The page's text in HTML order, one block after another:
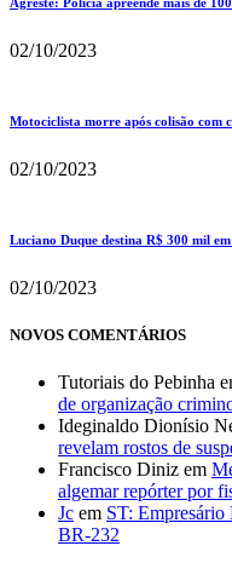
02/10/2023
Motociclista morre após colisão com
02/10/2023
Luciano Duque destina R$ 300 mil
02/10/2023
NOVOS COMENTÁRIOS
Tutoriais do Pebinha
de organização
Ideginaldo Dionísio
revelam rostos de
Francisco Diniz em
algemar repórter por
Jc em ST: Empresário
BR-232